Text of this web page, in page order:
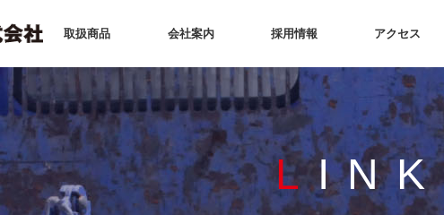
取扱商品 会社案内 採用情報 アクセス
LINK